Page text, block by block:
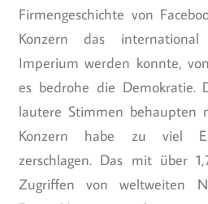
Firmengeschichte von
Konzern das international
Imperium werden konnte,
es bedrohe die Demokratie.
lautere Stimmen behaupten
Konzern habe zu viel
zerschlagen. Das mit über
Zugriffen von weltweiten